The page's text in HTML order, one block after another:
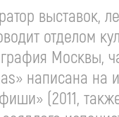
выставок,
отделом
Москвы,
написана на
(2011,